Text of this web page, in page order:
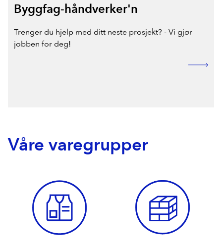
Byggfag-håndverker'n
Trenger du hjelp med ditt neste prosjekt? - Vi gjør
jobben for deg!
Våre varegrupper